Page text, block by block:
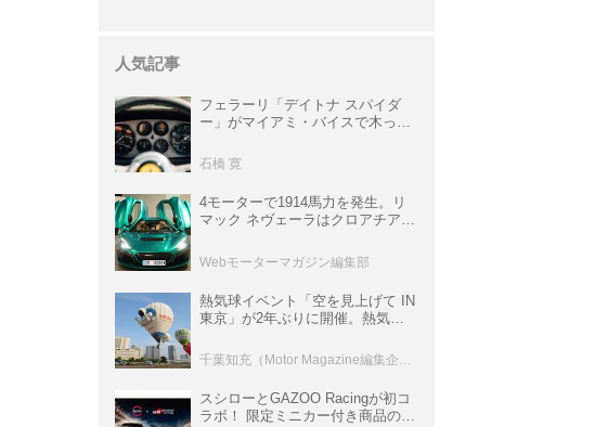
人気記事
フェラーリ「デイトナ スパイダ
ー」がマイアミ・バイスで木っ端
サ」に化けた理由
石橋 寛
4モーターで1914馬力を発生。リ
マック ネヴェーラはクロアチア発
ロニクル・完全版／115】
Webモーターマガジン編集部
熱気球イベント「空を見上げて IN
東京」が2年ぶりに開催。熱気球
室などのコンテンツも
千葉知充（Motor Magazine編集企画室）
スシローとGAZOO Racingが初コ
ラボ！ 限定ミニカー付き商品の